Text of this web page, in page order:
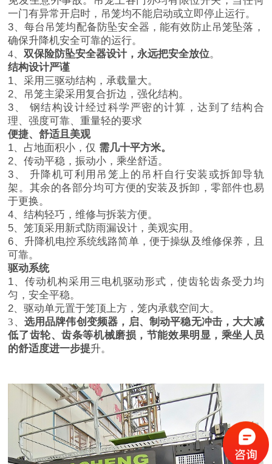
一门有异常开启时，吊笼均不能启动或立即停止运行。
3、每台吊笼均配备防坠安全器，能有效防止吊笼坠落，
确保升降机安全可靠的运行。
4、双保险防坠安全器设计，永远把安全放位。
结构设计严谨
1、采用三驱动结构，承载量大。
2、吊笼主梁采用复合折边，强化结构。
3、 钢结构设计经过科学严密的计算，达到了结构合
理、强度可靠、重量轻的要求
便捷、舒适且美观
1、占地面积小，仅 需几十平方米。
2、传动平稳，振动小，乘坐舒适。
3、 升降机可利用吊笼上的吊杆自行安装或拆卸导轨
架。其余的各部分均可方便的安装及拆卸，零部件也易
于更换。
4、结构轻巧，维修与拆装方便。
5、笼顶采用新式防雨漏设计，美观实用。
6、升降机电控系统线路简单，便于操纵及维修保养，且
可靠。
驱动系统
1、传动机构采用三电机驱动形式，使齿轮齿条受力均
匀，安全平稳。
2、驱动单元置于笼顶上方，笼内承载空间大。
3、 选用品牌伟创变频器，启、制动平稳无冲击，大大减
低了齿轮、齿条等机械磨损，节能效果明显， 乘坐人员
的舒适度进一步提升。